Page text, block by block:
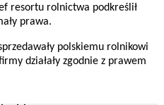
resortu rolnictwa podkreślił
prawa.
polskiemu rolnikowi
działały zgodnie z prawem